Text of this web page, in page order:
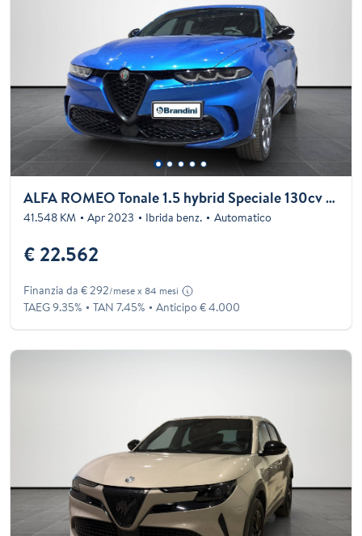
ALFA ROMEO Tonale 1.5 hybrid Speciale 130cv ddct7
41.548 KM Apr 2023 Ibrida benz. Automatico
€ 22.562
Finanzia da € 292/mese x 84 mesi
TAEG 9.35% TAN 7.45% Anticipo € 4.000